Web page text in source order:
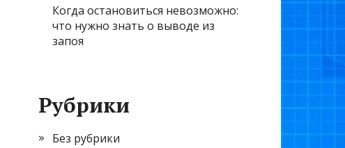
Когда остановиться невозможно:
что нужно знать о выводе из
запоя
Рубрики
Без рубрики